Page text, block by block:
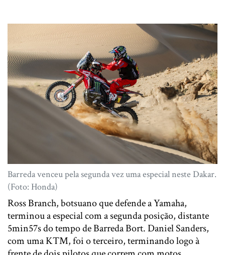
Barreda venceu pela segunda vez uma especial neste Dakar.
(Foto: Honda)
Ross Branch, botsuano que defende a Yamaha,
terminou a especial com a segunda posição, distante
5min57s do tempo de Barreda Bort. Daniel Sanders,
com uma KTM, foi o terceiro, terminando logo à